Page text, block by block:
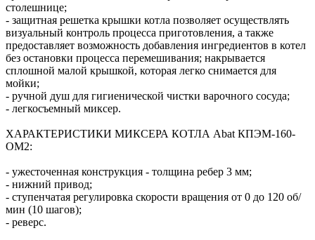
столешнице;
- защитная решетка крышки котла позволяет осуществлять
визуальный контроль процесса приготовления, а также
предоставляет возможность добавления ингредиентов в котел
без остановки процесса перемешивания; накрывается
сплошной малой крышкой, которая легко снимается для
мойки;
- ручной душ для гигиенической чистки варочного сосуда;
- легкосъемный миксер.
ХАРАКТЕРИСТИКИ МИКСЕРА КОТЛА Abat КПЭМ-160-
ОМ2:
- ужесточенная конструкция - толщина ребер 3 мм;
- нижний привод;
- ступенчатая регулировка скорости вращения от 0 до 120 об/
мин (10 шагов);
- реверс.